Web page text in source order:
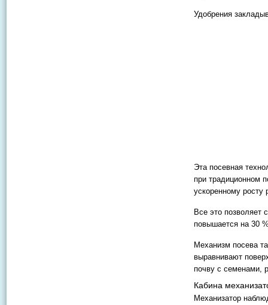
Удобрения
Эта посевная
при традиционном
ускоренному росту
Все это позволяет
повышается на 30
Механизм посева
выравнивают
почву с семенами,
Кабина
Механизатор